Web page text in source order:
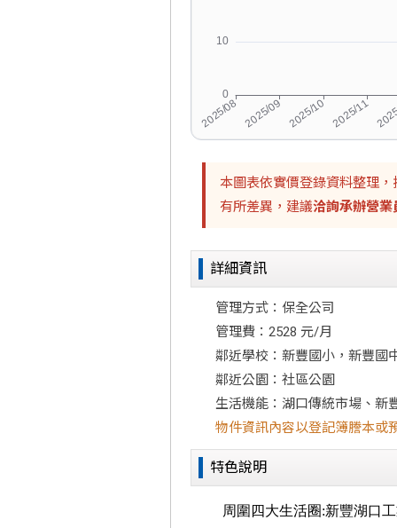
本圖表依實價登錄資料整理
有所差異，建議洽詢承辦營業
詳細資訊
管理方式：保全公司
管理費：2528 元/月
鄰近學校：新豐國小，新豐國
鄰近公園：社區公園
生活機能：湖口傳統市場、新
物件資訊內容以登記簿謄本或
特色說明